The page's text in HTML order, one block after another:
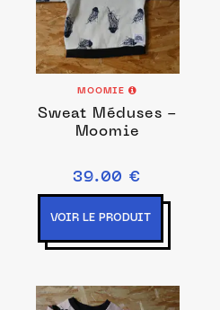
MOOMIE
Sweat Méduses -
Moomie
39.00 €
VOIR LE PRODUIT